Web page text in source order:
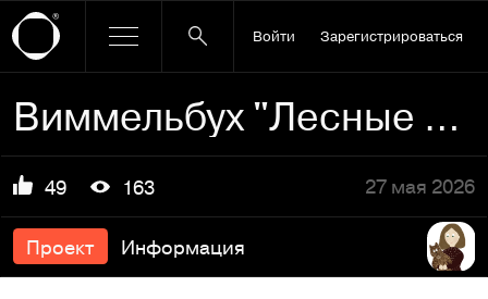
Войти Зарегистрироваться
Виммельбух "Лесные обитатели"
49 163 27 мая 2026
Проект Информация